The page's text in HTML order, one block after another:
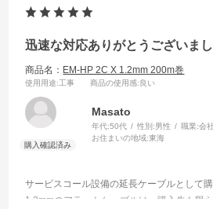
迅速な対応ありがとうございま
商品名： EM-HP 2C X 1.2mm 200m巻
使用用途:工事 商品の使用感:良い
Masato
年代:50代 性別:男性 職業:会
お住まいの地域:東海
サービスコール設備の延長ケーブルとして購
1.2mmのアラートケーブルは、購入先も限ら